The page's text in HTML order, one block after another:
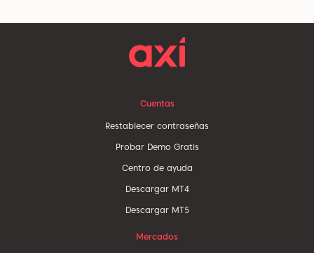
Cuentas
Restablecer contraseñas
Probar Demo Gratis
Centro de ayuda
Descargar MT4
Descargar MT5
Mercados